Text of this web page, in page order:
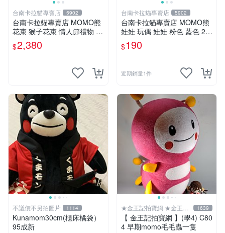
台南卡拉貓專賣店 5902
台南卡拉貓專賣店 MOMO熊
花束 猴子花束 情人節禮物 二
選一 可繡字 可今天寄明天到
$2,380
台南卡拉貓專賣店 5902
台南卡拉貓專賣店 MOMO熊
娃娃 玩偶 娃娃 粉色 藍色 2色
分售
$190
近期銷量1件
不議價不另拍圖片 1114
Kunamom30cm(櫃床橘袋）
95成新
★金王記拍寶網 ★金王記
拍寶趣
1639
【 金王記拍寶網 】(學4) C80
4 早期momo毛毛蟲一隻